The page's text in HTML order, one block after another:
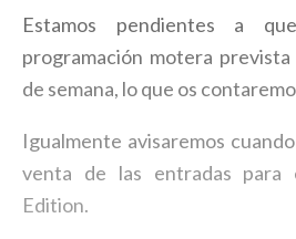
Estamos pendientes a
programación motera
de semana, lo que os
Igualmente avisaremos
venta de las entradas para
Edition.